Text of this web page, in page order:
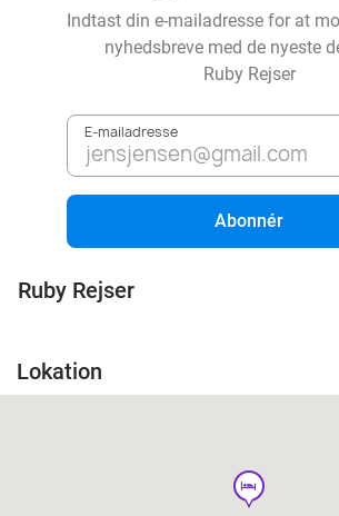
Indtast din e-mailadresse for at
nyhedsbreve med de nyeste
Ruby Rejser
E-mailadresse
Abonnér
Ruby Rejser
Lokation
hotel